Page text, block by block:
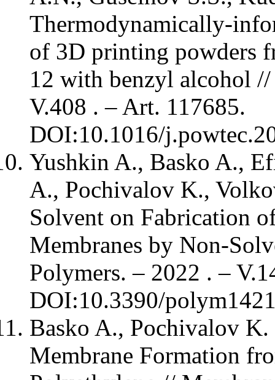
Thermodynamically-
of 3D printing powders
12 with benzyl alcohol
V.408 . – Art. 117685.
DOI:10.1016/
Yushkin A., Basko A.,
A., Pochivalov K.,
Solvent on Fabrication
Membranes by Non-
Polymers. – 2022 . –
DOI:10.3390/
Basko A., Pochivalov
Membrane Formation